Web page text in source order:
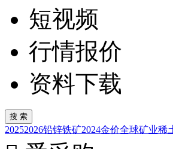
短视频
行情报价
资料下载
20252026铅锌铁矿2024金价全球矿业稀